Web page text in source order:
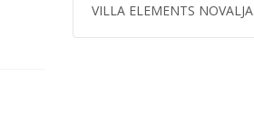
VILLA ELEMENTS NOVALJA